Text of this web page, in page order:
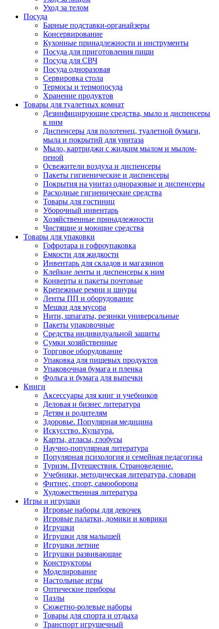
Уход за телом
Посуда
Барные подставки-органайзеры
Консервирование
Кухонные принадлежности и инструменты
Посуда для приготовления пищи
Посуда для СВЧ
Посуда одноразовая
Сервировка стола
Термосы и термопосуда
Хранение продуктов
Товары для туалетных комнат
Дезинфицирующие средства, мыло и диспенсеры
к ним
Диспенсеры для полотенец, туалетной бумаги,
мыла и покрытий для унитаза
Мыло, картриджи с жидким мылом и мылом-
пеной
Освежители воздуха и диспенсеры
Пакеты гигиенические и диспенсеры
Покрытия на унитаз одноразовые и диспенсеры
Расходные гигиенические средства
Товары для гостиниц
Уборочный инвентарь
Хозяйственные принадлежности
Чистящие и моющие средства
Товары для упаковки
Гофротара и гофроупаковка
Емкости для жидкости
Инвентарь для складов и магазинов
Клейкие ленты и диспенсеры к ним
Конверты и пакеты почтовые
Крепежные ремни и шнуры
Ленты ПП и оборудование
Мешки для мусора
Нити, шпагаты, резинки универсальные
Пакеты упаковочные
Средства индивидуальной защиты
Сумки хозяйственные
Торговое оборудование
Упаковка для пищевых продуктов
Упаковочная бумага и пленка
Фольга и бумага для выпечки
Книги
Аксессуары для книг и учебников
Деловая и бизнес литература
Детям и родителям
Здоровье. Популярная медицина
Искусство. Культура.
Карты, атласы, глобусы
Научно-популярная литература
Популярная психология и семейная педагогика
Туризм. Путешествия. Страноведение.
Учебники, методическая литература, словари
Фитнес, спорт, самооборона
Художественная литература
Игры и игрушки
Игровые наборы для девочек
Игровые палатки, домики и коврики
Игрушки
Игрушки для малышей
Игрушки летние
Игрушки развивающие
Конструкторы
Моделирование
Настольные игры
Оптические приборы
Пазлы
Сюжетно-ролевые наборы
Товары для спорта и отдыха
Транспорт игрушечный